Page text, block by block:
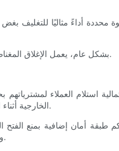
أداءً مثاليًا للتغليف
بشكل عام، يعمل الإغلاق المغناطيسي على رفع قيمة المنتج الملموسة مع تعزيز التزام العلامة التجارية بتقديم تجربة عملاء متفوقة في نفس الوقت.
استلام العملاء
الخارجية أثناء النقل والمناولة. وهذا يُجنّب العملاء الشعور بالإحباط وخيبة الأمل الناتجين عن المنتجات التالفة أو المعيبة عند التسليم.
طبقة أمان إضافية
والهدايا الفاخرة. إن الاطمئنان إلى أن المنتج محميٌّ جيدًا داخله يعزز الثقة بالعلامة التجارية ويشجع على تكرار الشراء.